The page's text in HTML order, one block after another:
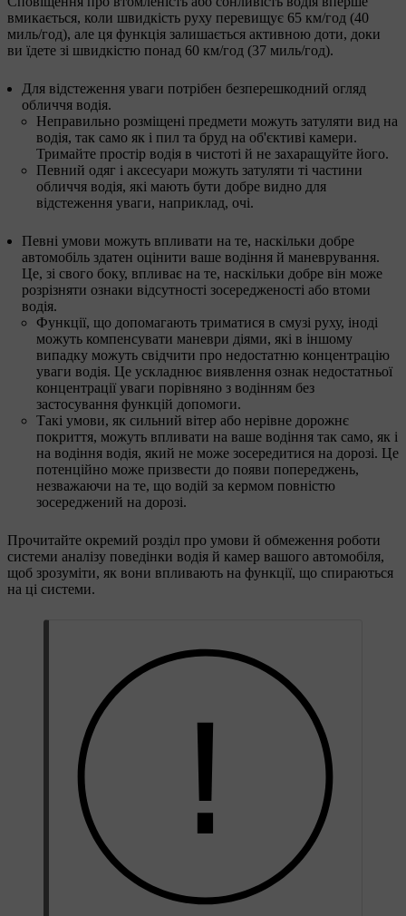
вмикається, коли швидкість руху перевищує 65 км/год (40
миль/год), але ця функція залишається активною доти, доки
ви їдете зі швидкістю понад 60 км/год (37 миль/год).
Для відстеження уваги потрібен безперешкодний огляд
обличчя водія.
Неправильно розміщені предмети можуть затуляти вид на
водія, так само як і пил та бруд на об'єктиві камери.
Тримайте простір водія в чистоті й не захаращуйте його.
Певний одяг і аксесуари можуть затуляти ті частини
обличчя водія, які мають бути добре видно для
відстеження уваги, наприклад, очі.
Певні умови можуть впливати на те, наскільки добре
автомобіль здатен оцінити ваше водіння й маневрування.
Це, зі свого боку, впливає на те, наскільки добре він може
розрізняти ознаки відсутності зосередженості або втоми
водія.
Функції, що допомагають триматися в смузі руху, іноді
можуть компенсувати маневри діями, які в іншому
випадку можуть свідчити про недостатню концентрацію
уваги водія. Це ускладнює виявлення ознак недостатньої
концентрації уваги порівняно з водінням без
застосування функцій допомоги.
Такі умови, як сильний вітер або нерівне дорожнє
покриття, можуть впливати на ваше водіння так само, як і
на водіння водія, який не може зосередитися на дорозі. Це
потенційно може призвести до появи попереджень,
незважаючи на те, що водій за кермом повністю
зосереджений на дорозі.
Прочитайте окремий розділ про умови й обмеження роботи
системи аналізу поведінки водія й камер вашого автомобіля,
щоб зрозуміти, як вони впливають на функції, що спираються
на ці системи.